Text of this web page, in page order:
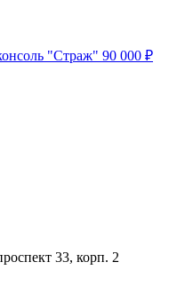
"Страж" 90 000 ₽
33, корп. 2